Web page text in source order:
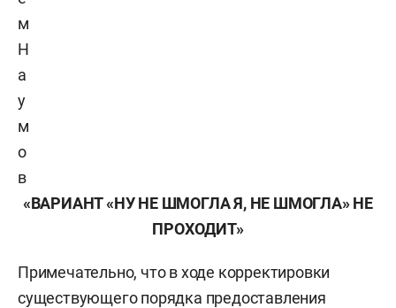
м
Н
а
у
м
о
в
«ВАРИАНТ «НУ НЕ ШМОГЛА Я, НЕ ШМОГЛА» НЕ
ПРОХОДИТ»
Примечательно, что в ходе корректировки
существующего порядка предоставления